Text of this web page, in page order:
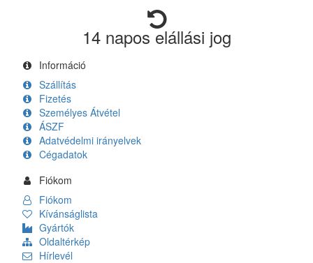
14 napos elállási jog
Információ
Szállítás
Fizetés
Személyes Átvétel
ÁSZF
Adatvédelmi irányelvek
Cégadatok
Fiókom
Fiókom
Kívánságlista
Gyártók
Oldaltérkép
Hírlevél